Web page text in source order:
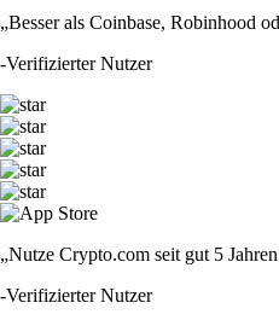
„Besser als Coinbase, Robinhood
-Verifizierter Nutzer
„Nutze Crypto.com seit gut 5
-Verifizierter Nutzer